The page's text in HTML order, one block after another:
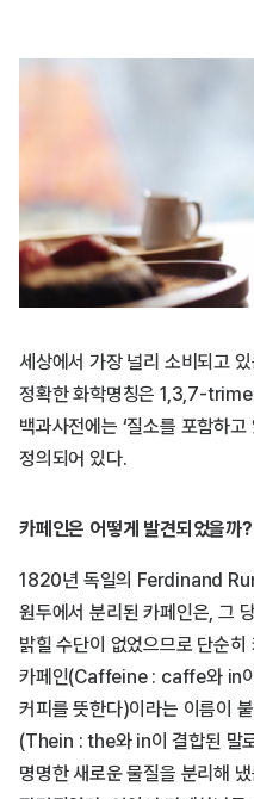
세상에서 가장 널리 소비되고
정확한 화학명칭은 1,3,7-
백과사전에는 ‘질소를 포함하
정의되어 있다.
카페인은 어떻게 발견되었을까?
1820년 독일의 Ferdinand
원두에서 분리된 카페인은, 그
밝힐 수단이 없었으므로 단순
카페인(Caffeine : caffe와 in
커피를 뜻한다)이라는 이름이
(Thein : the와 in이 결합된 말
명명한 새로운 물질을 분리해